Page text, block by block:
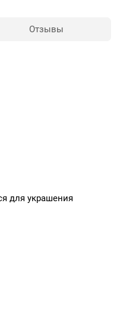
Отзывы
для украшения